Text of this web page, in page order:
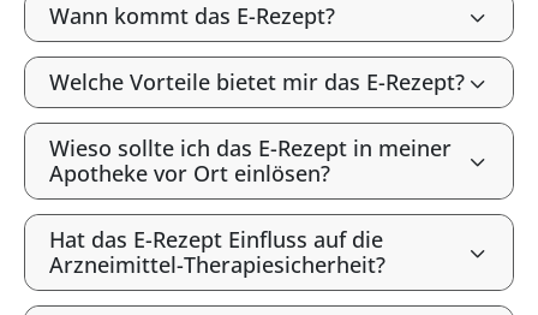
Wann kommt das E-Rezept?
Welche Vorteile bietet mir das E-Rezept?
Wieso sollte ich das E-Rezept in meiner
Apotheke vor Ort einlösen?
Hat das E-Rezept Einfluss auf die
Arzneimittel-Therapiesicherheit?